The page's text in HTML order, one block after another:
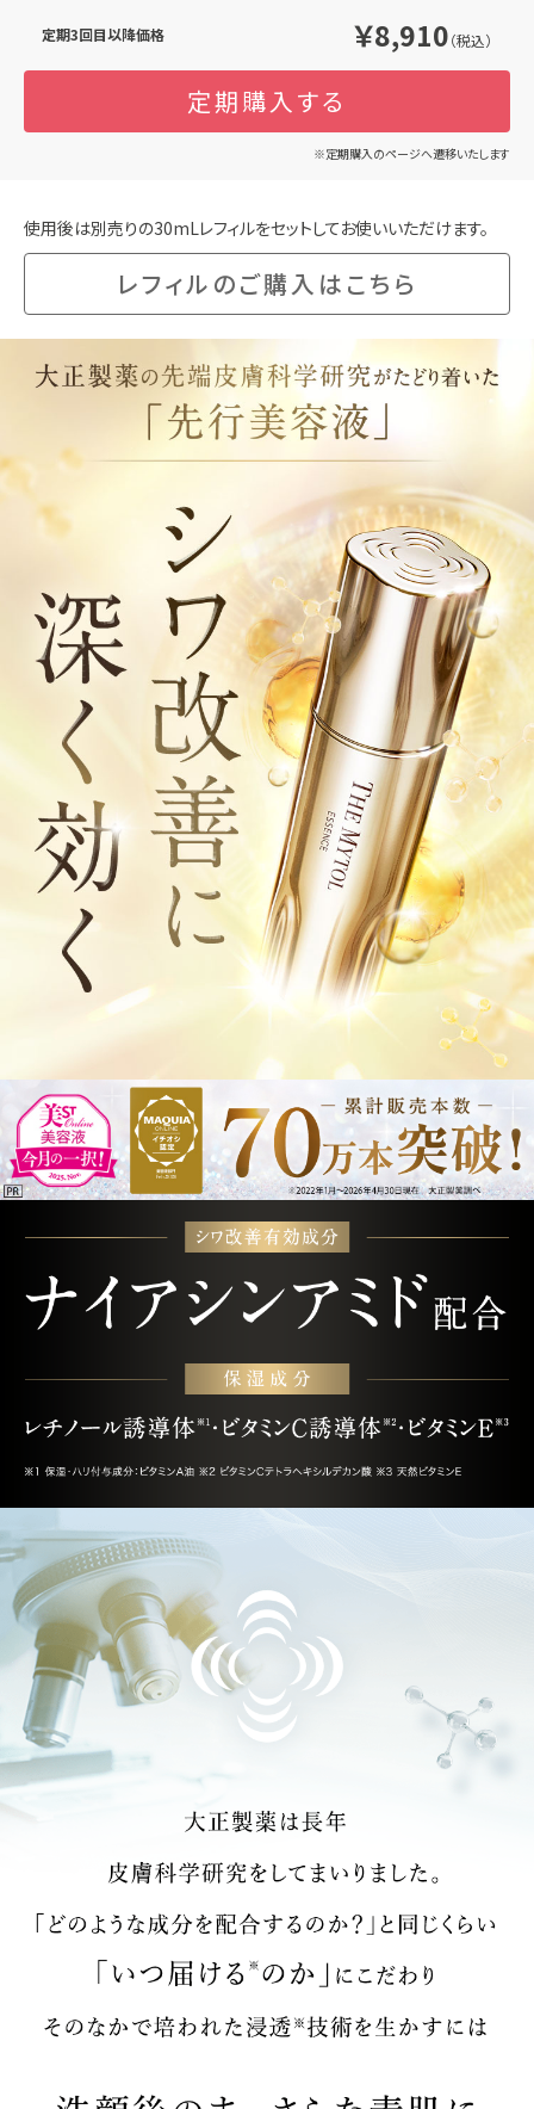
定期3回目以降価格 ￥8,910（税込）
定期購入する
※定期購入のページへ遷移いたします
使用後は別売りの30mLレフィルをセットしてお使いいただけます。
レフィルのご購入はこちら